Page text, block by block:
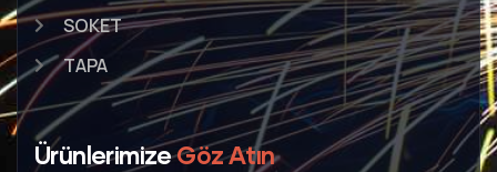
SOKET
TAPA
ÜrünlerimizeGöz Atın